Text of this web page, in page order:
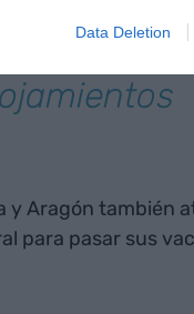
Data Deletion
ranking
y Aragón también
para pasar sus